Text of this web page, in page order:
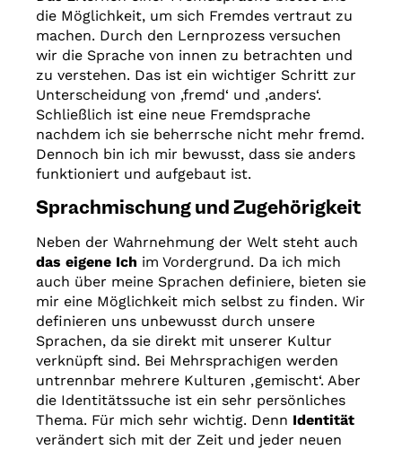
die Möglichkeit, um sich Fremdes vertraut zu
machen. Durch den Lernprozess versuchen
wir die Sprache von innen zu betrachten und
zu verstehen. Das ist ein wichtiger Schritt zur
Unterscheidung von ‚fremd‘ und ‚anders‘.
Schließlich ist eine neue Fremdsprache
nachdem ich sie beherrsche nicht mehr fremd.
Dennoch bin ich mir bewusst, dass sie anders
funktioniert und aufgebaut ist.
Sprachmischung und Zugehörigkeit
Neben der Wahrnehmung der Welt steht auch
das eigene Ich im Vordergrund. Da ich mich
auch über meine Sprachen definiere, bieten sie
mir eine Möglichkeit mich selbst zu finden. Wir
definieren uns unbewusst durch unsere
Sprachen, da sie direkt mit unserer Kultur
verknüpft sind. Bei Mehrsprachigen werden
untrennbar mehrere Kulturen ‚gemischt‘. Aber
die Identitätssuche ist ein sehr persönliches
Thema. Für mich sehr wichtig. Denn Identität
verändert sich mit der Zeit und jeder neuen